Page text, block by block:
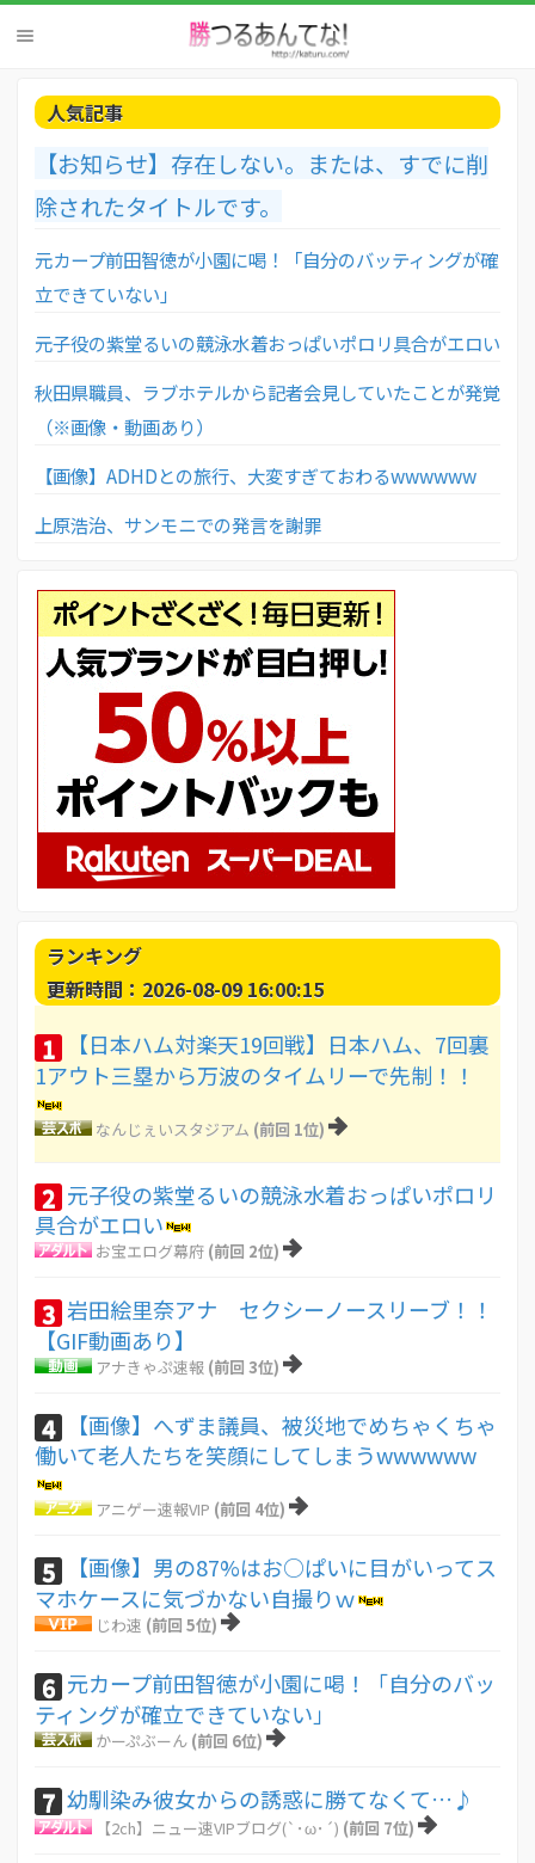
人気記事
【お知らせ】存在しない。または、すでに削
除されたタイトルです。
元カープ前田智徳が小園に喝！「自分のバッティングが確
立できていない」
元子役の紫堂るいの競泳水着おっぱいポロリ具合がエロい
秋田県職員、ラブホテルから記者会見していたことが発覚
（※画像・動画あり）
【画像】ADHDとの旅行、大変すぎておわるwwwwww
上原浩治、サンモニでの発言を謝罪
ランキング
更新時間：2026-08-09 16:00:15
1
【日本ハム対楽天19回戦】日本ハム、7回裏
1アウト三塁から万波のタイムリーで先制！！
なんじぇいスタジアム (前回 1位)
2 元子役の紫堂るいの競泳水着おっぱいポロリ
具合がエロい
お宝エログ幕府 (前回 2位)
3 岩田絵里奈アナ セクシーノースリーブ！！
【GIF動画あり】
アナきゃぷ速報 (前回 3位)
4
【画像】へずま議員、被災地でめちゃくちゃ
働いて老人たちを笑顔にしてしまうwwwwww
アニゲー速報VIP (前回 4位)
5
【画像】男の87%はお○ぱいに目がいってス
マホケースに気づかない自撮りｗ
じわ速 (前回 5位)
6 元カープ前田智徳が小園に喝！「自分のバッ
ティングが確立できていない」
かーぷぶーん (前回 6位)
7 幼馴染み彼女からの誘惑に勝てなくて…♪
【2ch】ニュー速VIPブログ(`･ω･´) (前回 7位)